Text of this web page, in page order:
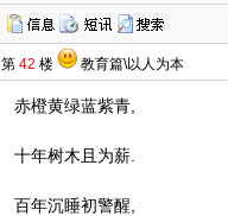
第 42 楼 教育篇\以人为本
赤橙黄绿蓝紫青,
十年树木且为薪.
百年沉睡初警醒,